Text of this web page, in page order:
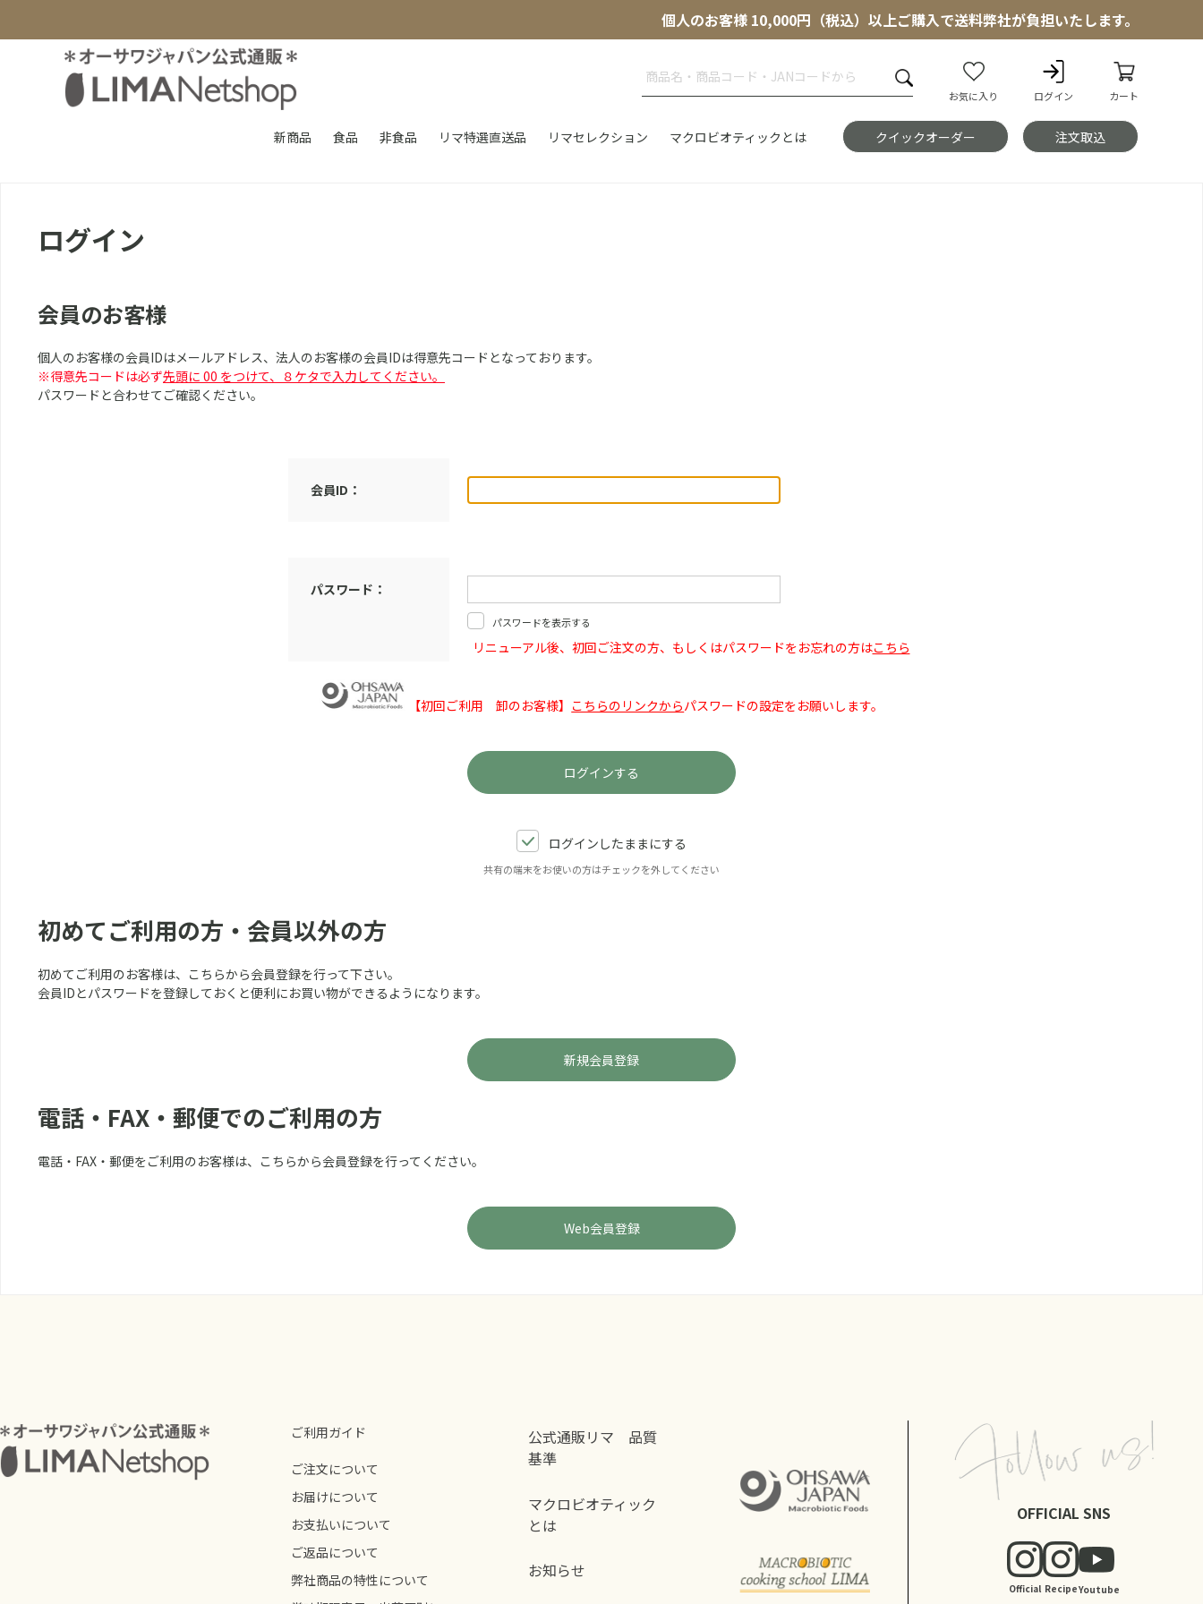
個人のお客様 10,000円（税込）以上ご購入で送料弊社が負担いたします。
お気に入り ログイン カート
新商品 食品 非食品 リマ特選直送品 リマセレクション マクロビオティックとは クイックオーダー 注文取込
ログイン
会員のお客様
個人のお客様の会員IDはメールアドレス、法人のお客様の会員IDは得意先コードとなっております。
※得意先コードは必ず先頭に 00 をつけて、８ケタで入力してください。
パスワードと合わせてご確認ください。
会員ID：
パスワード：
パスワードを表示する
リニューアル後、初回ご注文の方、もしくはパスワードをお忘れの方はこちら
【初回ご利用 卸のお客様】 こちらのリンクからパスワードの設定をお願いします。
ログインしたままにする
共有の端末をお使いの方はチェックを外してください
初めてご利用の方・会員以外の方
初めてご利用のお客様は、こちらから会員登録を行って下さい。
会員IDとパスワードを登録しておくと便利にお買い物ができるようになります。
電話・FAX・郵便でのご利用の方
電話・FAX・郵便をご利用のお客様は、こちらから会員登録を行ってください。
ご利用ガイド
ご注文について
お届けについて
お支払いについて
ご返品について
弊社商品の特性について
公式通販リマ 品質
基準
マクロビオティック
とは
お知らせ
OFFICIAL SNS
Official RecipeYoutube